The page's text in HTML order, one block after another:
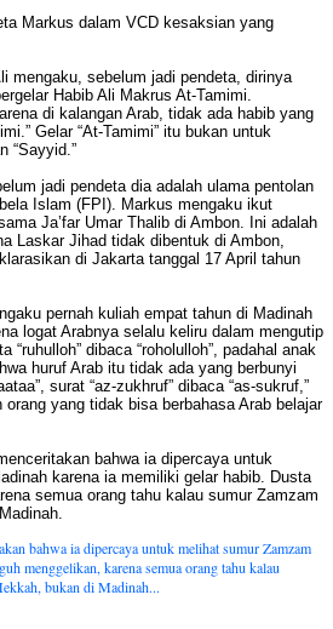
Markus dalam VCD kesaksian yang
mengaku, sebelum jadi pendeta, dirinya
Habib Ali Makrus At-Tamimi.
di kalangan Arab, tidak ada habib yang
Gelar “At-Tamimi” itu bukan untuk
“Sayyid.”
jadi pendeta dia adalah ulama pentolan
Islam (FPI). Markus mengaku ikut
Ja’far Umar Thalib di Ambon. Ini adalah
Laskar Jihad tidak dibentuk di Ambon,
di Jakarta tanggal 17 April tahun
pernah kuliah empat tahun di Madinah
logat Arabnya selalu keliru dalam mengutip
“ruhulloh” dibaca “roholulloh”, padahal anak
huruf Arab itu tidak ada yang berbunyi
surat “az-zukhruf” dibaca “as-sukruf,”
yang tidak bisa berbahasa Arab belajar
bahwa ia dipercaya untuk
karena ia memiliki gelar habib. Dusta
semua orang tahu kalau sumur Zamzam
bahwa ia dipercaya untuk melihat sumur Zamzam
menggelikan, karena semua orang tahu kalau
bukan di Madinah...